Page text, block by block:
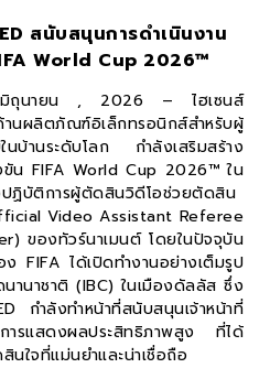
สนับสนุนการดำเนินงาน
World Cup 2026™
, มิถุนายน , 2026 – ไฮเซนส์
ลิตภัณฑ์อิเล็กทรอนิกส์สำหรับผู้
ในบ้านระดับโลก กำลังเสริมสร้าง
ขัน FIFA World Cup 2026™ ใน
ปฏิบัติการผู้ตัดสินวิดีโอช่วยตัดสิน
Video Assistant Referee
ของทัวร์นาเมนต์ โดยในปัจจุบัน
FIFA ได้เปิดทำงานอย่างเต็มรูป
นาชาติ (IBC) ในเมืองดัลลัส ซึ่ง
กำลังทำหน้าที่สนับสนุนเจ้าหน้าที่
การแสดงผลประสิทธิภาพสูง ที่ได้
นใจที่แม่นยำและน่าเชื่อถือ